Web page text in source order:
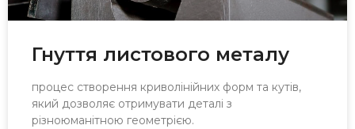
Гнуття листового металу
процес створення криволінійних форм та кутів,
який дозволяє отримувати деталі з
різноюманітною геометрією.